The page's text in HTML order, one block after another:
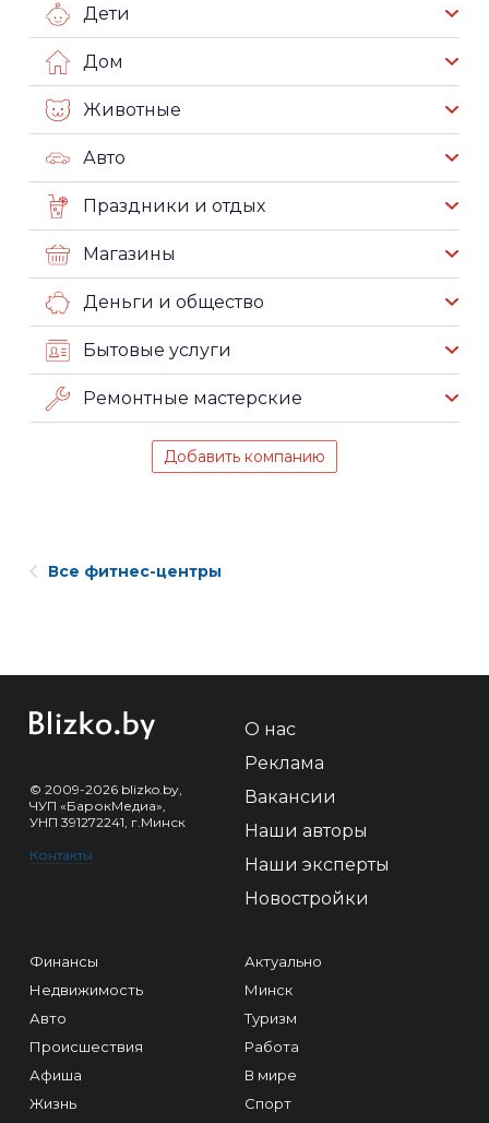
Дети
Дом
Животные
Авто
Праздники и отдых
Магазины
Деньги и общество
Бытовые услуги
Ремонтные мастерские
Добавить компанию
Все фитнес-центры
© 2009-2026 blizko.by,
ЧУП «БарокМедиа»,
УНП 391272241, г.Минск
Контакты
О нас
Реклама
Вакансии
Наши авторы
Наши эксперты
Новостройки
Финансы
Недвижимость
Авто
Происшествия
Афиша
Жизнь
Актуально
Минск
Туризм
Работа
В мире
Спорт